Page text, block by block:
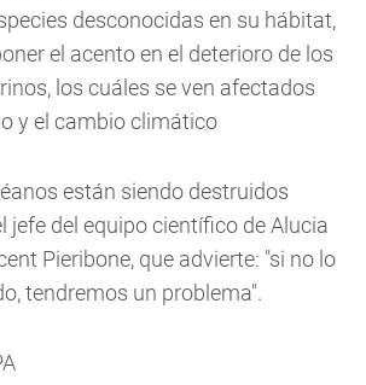
desconocidas en su hábitat,
el acento en el deterioro de los
los cuáles se ven afectados
y el cambio climático
están siendo destruidos
jefe del equipo científico de Alucia
Pieribone, que advierte: "si no lo
tendremos un problema".